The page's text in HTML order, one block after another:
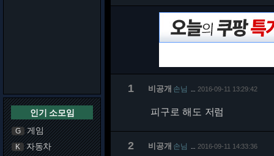
인기 소모임
G 게임
K 자동차
1 비공개 손님 2016-09-11 13:29:42
피구로 해도 저럼
2 비공개 손님 2016-09-11 14:33:36